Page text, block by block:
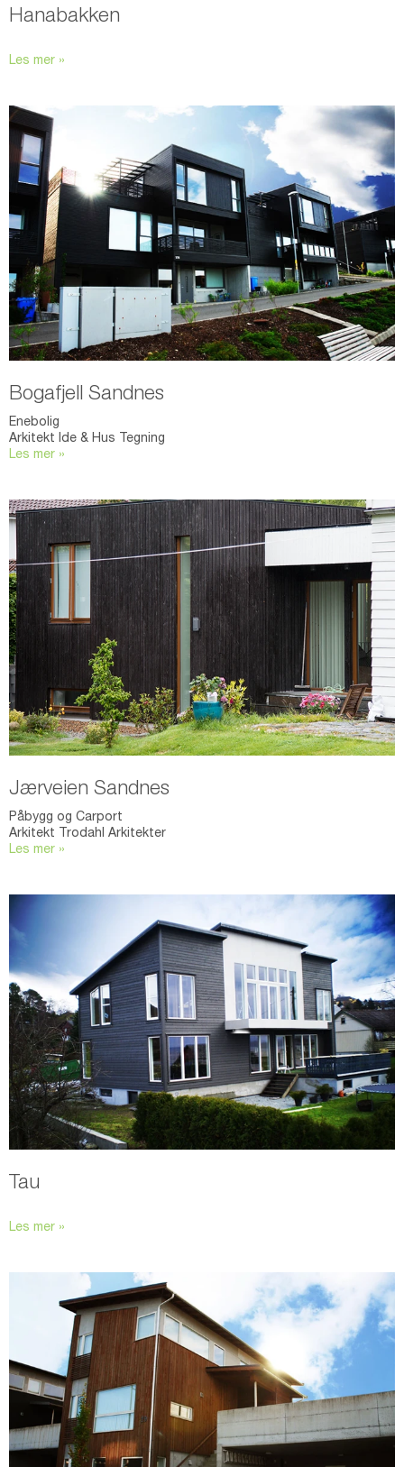
Hanabakken
Les mer »
Bogafjell Sandnes
Enebolig
Arkitekt Ide & Hus Tegning
Les mer »
Jærveien Sandnes
Påbygg og Carport
Arkitekt Trodahl Arkitekter
Les mer »
Tau
Les mer »